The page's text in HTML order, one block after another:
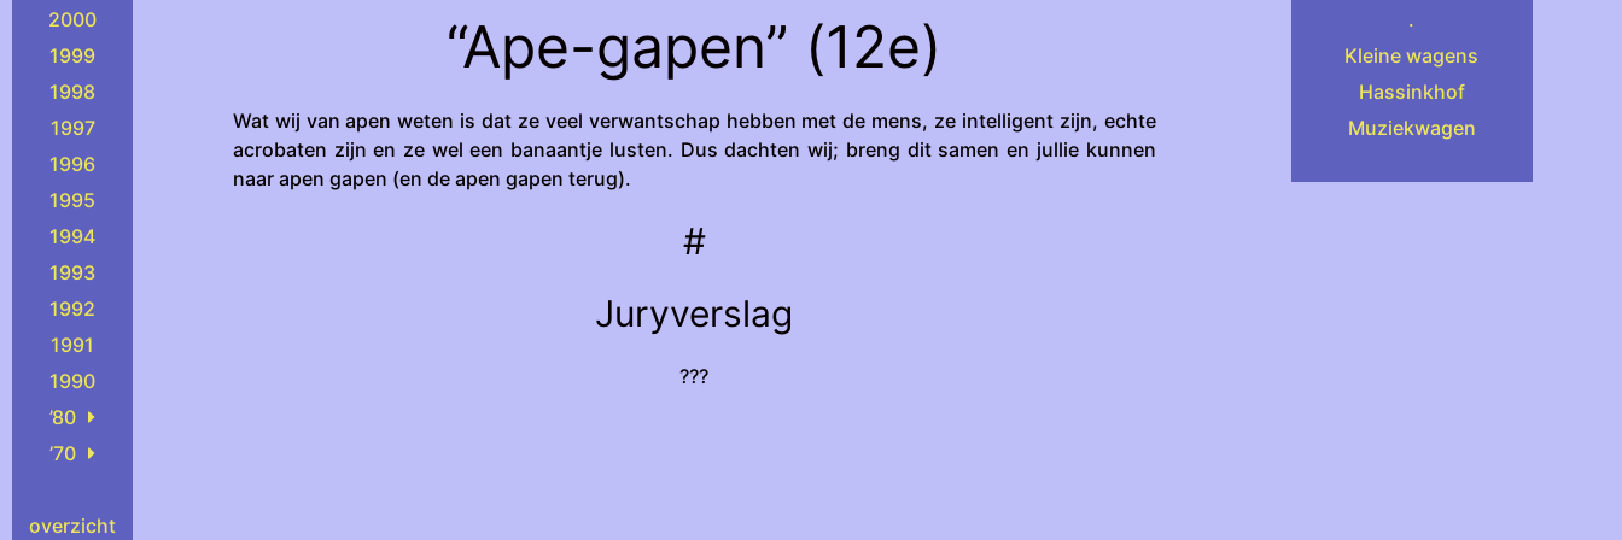
2000
1999
1998
1997
1996
1995
1994
1993
1992
1991
1990
’80
’70
overzicht
“Ape-gapen” (12e)
Wat wij van apen weten is dat ze veel verwantschap hebben met de mens, ze intelligent zijn, echte
acrobaten zijn en ze wel een banaantje lusten. Dus dachten wij; breng dit samen en jullie kunnen
naar apen gapen (en de apen gapen terug).
#
Juryverslag
???
.
Kleine wagens
Hassinkhof
Muziekwagen